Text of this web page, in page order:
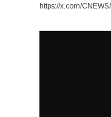
https://x.com/